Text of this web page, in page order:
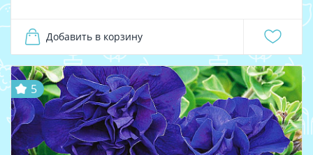
Добавить в корзину
5